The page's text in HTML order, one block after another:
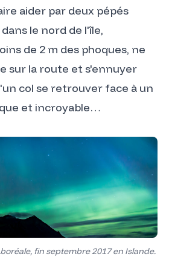
aider par deux pépés
le nord de l'île,
de 2 m des phoques, ne
sur la route et s'ennuyer
col se retrouver face à un
et incroyable…
fin septembre 2017 en Islande.